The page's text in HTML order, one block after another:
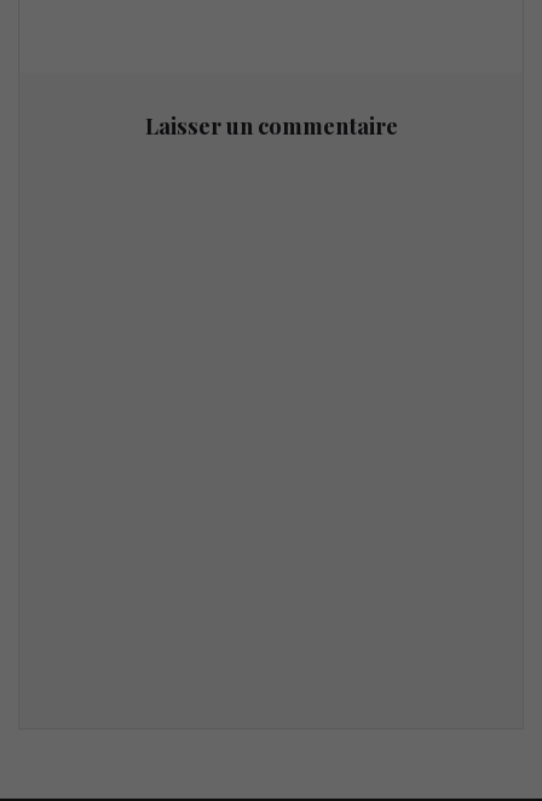
Laisser un commentaire